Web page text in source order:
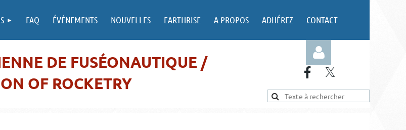
FAQ ÉVÉNEMENTS NOUVELLES EARTHRISE A PROPOS ADHÉREZ CONTACT
DE FUSÉONAUTIQUE /
OF ROCKETRY